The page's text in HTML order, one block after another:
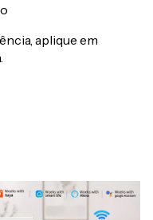
aplique em